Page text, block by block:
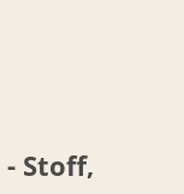
Stoff,